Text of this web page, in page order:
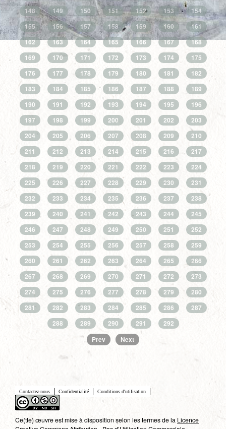
148
149 150 151 152 153
154
155
156 157 158 159 160
161
162
163 164 165 166 167
168
169
170 171 172 173 174
175
176
177 178 179 180 181
182
183
184 185 186 187 188
189
190
191 192 193 194 195
196
197
198 199 200 201 202
203
204
205 206 207 208 209
210
211
212 213 214 215 216
217
218
219 220 221 222 223
224
225
226 227 228 229 230
231
232
233 234 235 236 237
238
239
240 241 242 243 244
245
246
247 248 249 250 251
252
253
254 255 256 257 258
259
260
261 262 263 264 265
266
267
268 269 270 271 272
273
274
275 276 277 278 279
280
281
282 283 284 285 286
287
288
289 290 291
292
Prev
Next
Contactez-nous Confidentialité Conditions d'utilisation
Ce(tte) œuvre est mise à disposition selon les termes de la Licence